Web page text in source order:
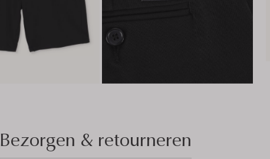
Bezorgen & retourneren